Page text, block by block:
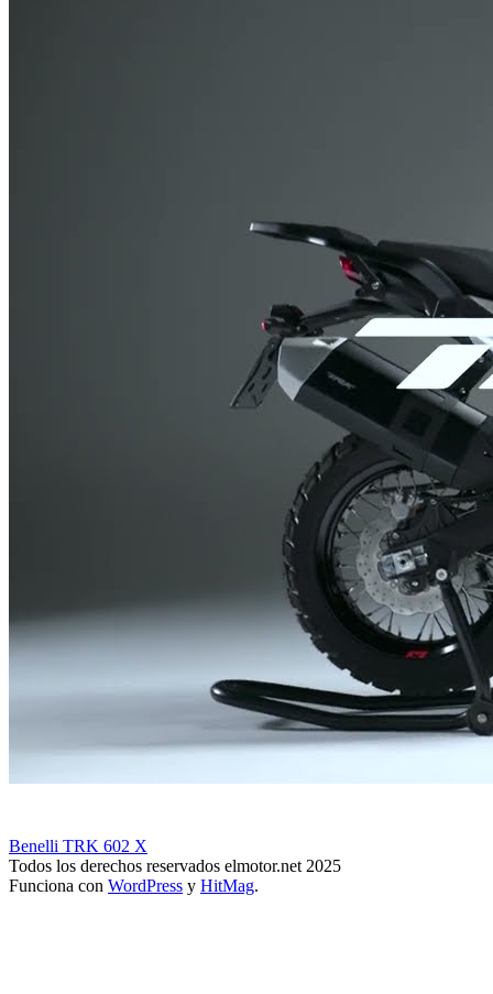
Benelli TRK 602 X
Todos los derechos reservados elmotor.net 2025
Funciona con WordPress y HitMag.